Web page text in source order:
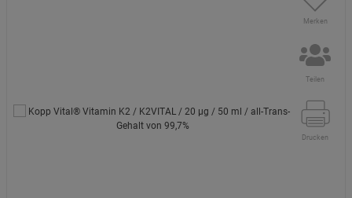
Merken
Teilen
Drucken